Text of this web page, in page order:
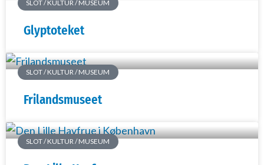
SLOT / KULTUR / MUSEUM
Glyptoteket
SLOT / KULTUR / MUSEUM
Frilandsmuseet
SLOT / KULTUR / MUSEUM